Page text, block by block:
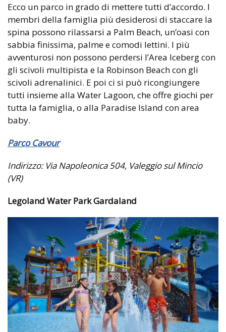
Ecco un parco in grado di mettere tutti d’accordo. I
membri della famiglia più desiderosi di staccare la
spina possono rilassarsi a Palm Beach, un’oasi con
sabbia finissima, palme e comodi lettini. I più
avventurosi non possono perdersi l’Area Iceberg con
gli scivoli multipista e la Robinson Beach con gli
scivoli adrenalinici. E poi ci si può ricongiungere
tutti insieme alla Water Lagoon, che offre giochi per
tutta la famiglia, o alla Paradise Island con area
baby.
Parco Cavour
Indirizzo: Via Napoleonica 504, Valeggio sul Mincio
(VR)
Legoland Water Park Gardaland